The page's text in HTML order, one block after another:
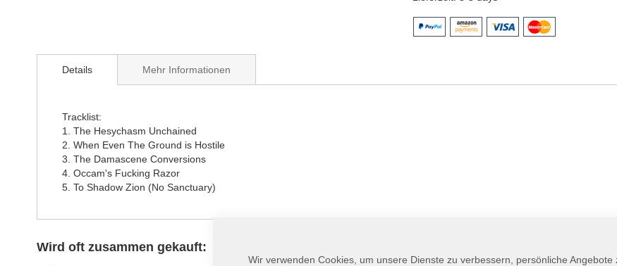
Details
Tracklist:
1. The Hesychasm Unchained
2. When Even The Ground is Hostile
3. The Damascene Conversions
4. Occam's Fucking Razor
5. To Shadow Zion (No Sanctuary)
Mehr Informationen
Wird oft zusammen gekauft:
Wir verwenden Cookies, um unsere Dienste zu verbessern, persönliche Angebote